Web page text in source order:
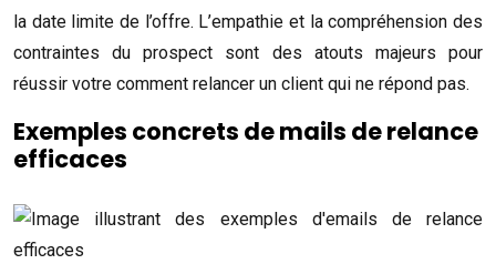
la date limite de l’offre. L’empathie et la compréhension des
contraintes du prospect sont des atouts majeurs pour
réussir votre comment relancer un client qui ne répond pas.
Exemples concrets de mails de relance
efficaces